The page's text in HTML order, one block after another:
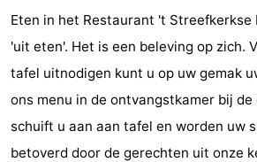
Galeries
-
Monumenten
-
Vuurtorens
-
Eten in het Restaurant 't Streefkerkse
'uit eten'. Het is een beleving op zich.
tafel uitnodigen kunt u op uw gemak
ons menu in de ontvangstkamer bij de
schuift u aan aan tafel en worden uw
betoverd door de gerechten uit onze